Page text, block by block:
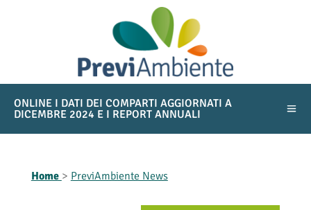
ONLINE I DATI DEI COMPARTI AGGIORNATI A
DICEMBRE 2024 E I REPORT ANNUALI
Home > PreviAmbiente News